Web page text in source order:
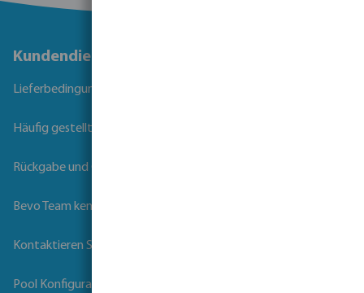
Kundendienst
Lieferbedingungen
Häufig gestellte Fragen
Rückgabe und Garantie
Bevo Team kennenlernen
Kontaktieren Sie uns
Pool Konfigurator